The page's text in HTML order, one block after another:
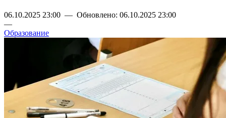
06.10.2025 23:00 — Обновлено: 06.10.2025 23:00
—
Образование